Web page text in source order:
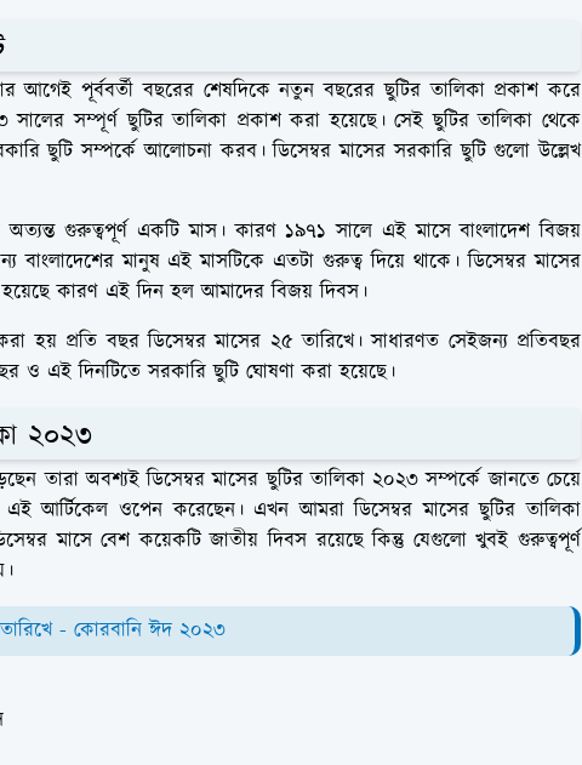
পূর্ববর্তী বছরের শেষদিকে নতুন বছরের ছুটির তালিকা প্রকাশ করে
সম্পূর্ণ ছুটির তালিকা প্রকাশ করা হয়েছে। সেই ছুটির তালিকা থেকে
ছুটি সম্পর্কে আলোচনা করব। ডিসেম্বর মাসের সরকারি ছুটি গুলো উল্লেখ
অত্যন্ত গুরুত্বপূর্ণ একটি মাস। কারণ ১৯৭১ সালে এই মাসে বাংলাদেশ বিজয়
বাংলাদেশের মানুষ এই মাসটিকে এতটা গুরুত্ব দিয়ে থাকে। ডিসেম্বর মাসের
কারণ এই দিন হল আমাদের বিজয় দিবস।
হয় প্রতি বছর ডিসেম্বর মাসের ২৫ তারিখে। সাধারণত সেইজন্য প্রতিবছর
ও এই দিনটিতে সরকারি ছুটি ঘোষণা করা হয়েছে।
২০২৩
তারা অবশ্যই ডিসেম্বর মাসের ছুটির তালিকা ২০২৩ সম্পর্কে জানতে চেয়ে
আর্টিকেল ওপেন করেছেন। এখন আমরা ডিসেম্বর মাসের ছুটির তালিকা
মাসে বেশ কয়েকটি জাতীয় দিবস রয়েছে কিন্তু যেগুলো খুবই গুরুত্বপূর্ণ
- কোরবানি ঈদ ২০২৩